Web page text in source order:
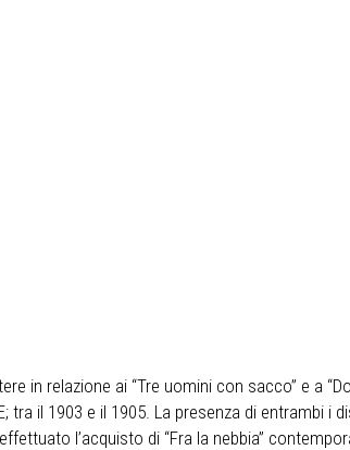
in relazione ai “Tre uomini con sacco” e a
tra il 1903 e il 1905. La presenza di entrambi i
l’acquisto di “Fra la nebbia”